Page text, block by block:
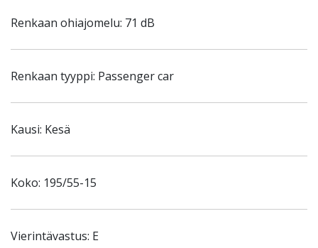
Renkaan ohiajomelu: 71 dB
Renkaan tyyppi: Passenger car
Kausi: Kesä
Koko: 195/55-15
Vierintävastus: E